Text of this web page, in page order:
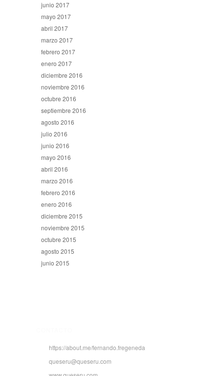
junio 2017
mayo 2017
abril 2017
marzo 2017
febrero 2017
enero 2017
diciembre 2016
noviembre 2016
octubre 2016
septiembre 2016
agosto 2016
julio 2016
junio 2016
mayo 2016
abril 2016
marzo 2016
febrero 2016
enero 2016
diciembre 2015
noviembre 2015
octubre 2015
agosto 2015
junio 2015
https://about.me/fernando.fregeneda
queseru@queseru.com